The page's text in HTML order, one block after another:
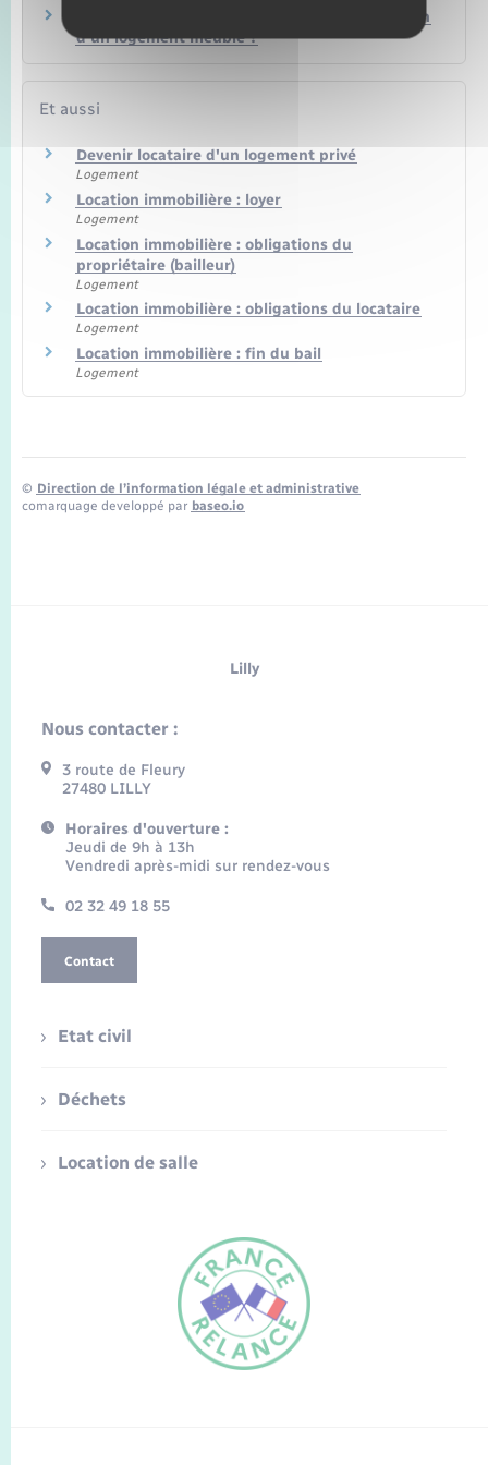
Propriétaire : quelles sont les règles de location
d'un logement meublé ?
Et aussi
Devenir locataire d'un logement privé
Logement
Location immobilière : loyer
Logement
Location immobilière : obligations du
propriétaire (bailleur)
Logement
Location immobilière : obligations du locataire
Logement
Location immobilière : fin du bail
Logement
© Direction de l’information légale et administrative
comarquage developpé par baseo.io
Lilly
Nous contacter :
3 route de Fleury
27480 LILLY
Horaires d'ouverture :
Jeudi de 9h à 13h
Vendredi après-midi sur rendez-vous
02 32 49 18 55
Contact
Etat civil
Déchets
Location de salle